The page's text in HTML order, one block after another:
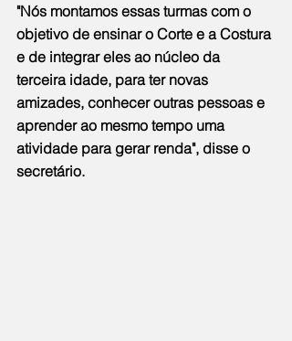
"Nós montamos essas turmas com o
objetivo de ensinar o Corte e a Costura
e de integrar eles ao núcleo da
terceira idade, para ter novas
amizades, conhecer outras pessoas e
aprender ao mesmo tempo uma
atividade para gerar renda", disse o
secretário.